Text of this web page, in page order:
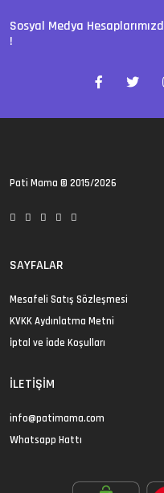
Sosyal Medya
!
Pati Mama © 2015/2026
SAYFALAR
Mesafeli Satış Sözleşmesi
KVKK Aydınlatma Metni
İptal ve İade Koşulları
İLETIŞIM
info@patimama.com
Whatsapp Hattı